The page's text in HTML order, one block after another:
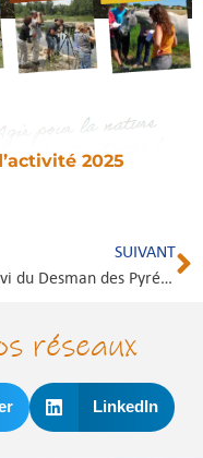
2025
SUIVANT
Le suivi du Desman des Pyrénées
réseaux
LinkedIn